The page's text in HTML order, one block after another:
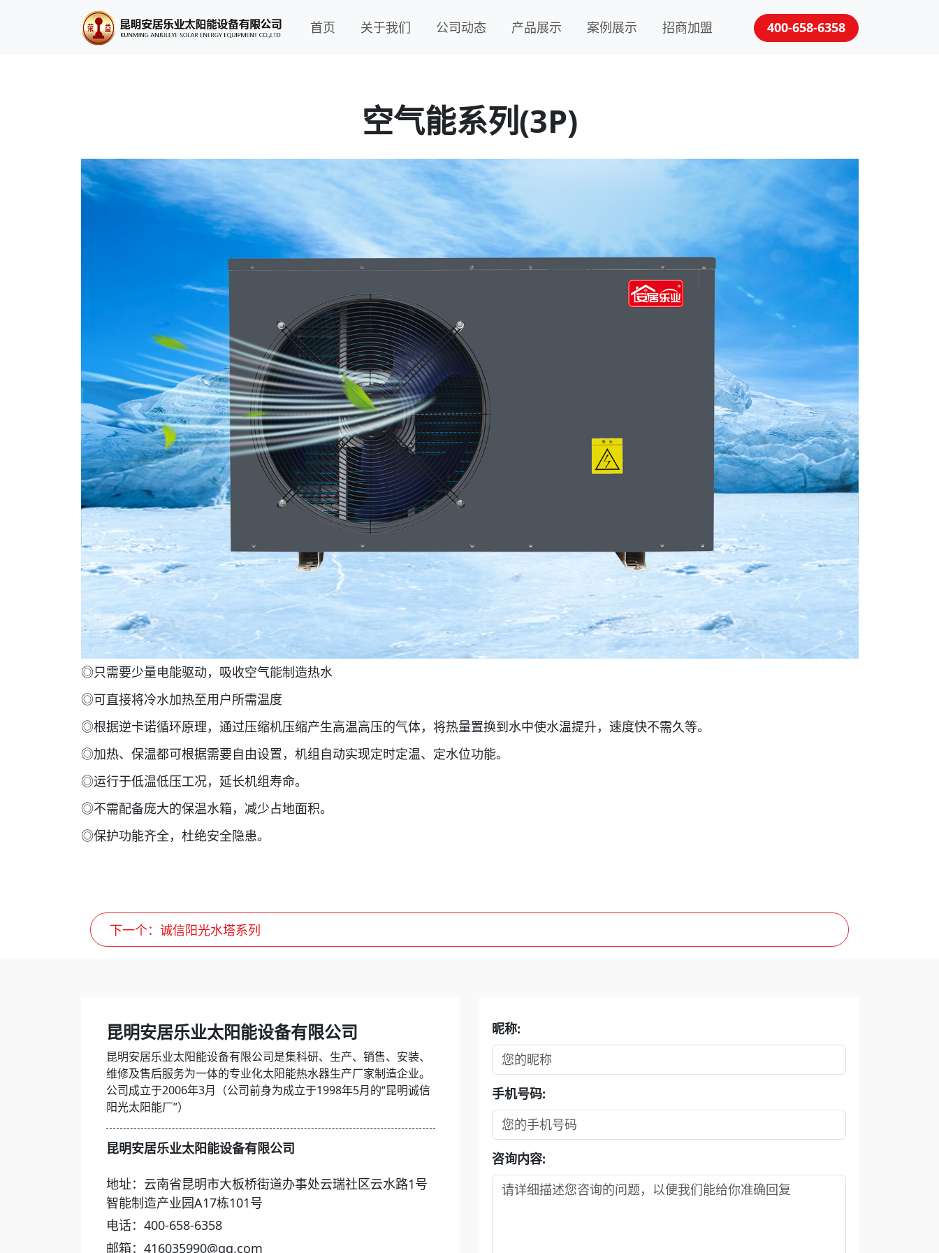
首页 关于我们 公司动态 产品展示 案例展示 招商加盟 400-658-6358
首页
空气能系列(3P)
空气能系列(3P)
◎只需要少量电能驱动，吸收空气能制造热水
◎可直接将冷水加热至用户所需温度
◎根据逆卡诺循环原理，通过压缩机压缩产生高温高压的气体，将热量置换到水中使水温提升，速度快不需久等。
◎加热、保温都可根据需要自由设置，机组自动实现定时定温、定水位功能。
◎运行于低温低压工况，延长机组寿命。
◎不需配备庞大的保温水箱，减少占地面积。
◎保护功能齐全，杜绝安全隐患。
下一个：诚信阳光水塔系列
昆明安居乐业太阳能设备有限公司
昆明安居乐业太阳能设备有限公司是集科研、生产、销售、安装、
维修及售后服务为一体的专业化太阳能热水器生产厂家制造企业。
公司成立于2006年3月（公司前身为成立于1998年5月的“昆明诚信
阳光太阳能厂”）
昆明安居乐业太阳能设备有限公司
地址：云南省昆明市大板桥街道办事处云瑞社区云水路1号
智能制造产业园A17栋101号
电话：400-658-6358
邮箱：416035990@qq.com
昵称:
手机号码:
咨询内容: